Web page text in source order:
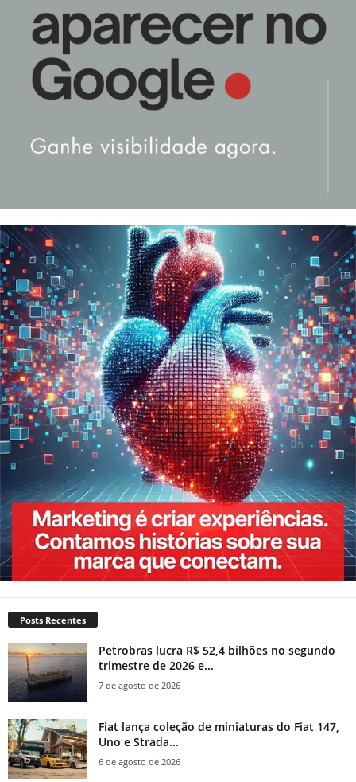
Posts Recentes
Petrobras lucra R$ 52,4 bilhões no segundo
trimestre de 2026 e...
7 de agosto de 2026
Fiat lança coleção de miniaturas do Fiat 147,
Uno e Strada...
6 de agosto de 2026